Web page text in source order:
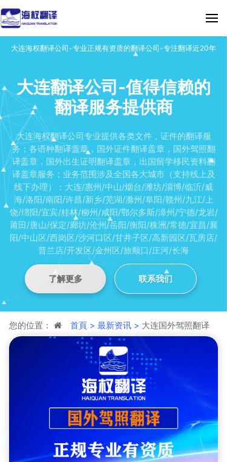
大连海权翻译公司-专业正规有资质的翻译公司-专注翻译近20年
大连翻译公司-值得信赖的
翻译服务提供商
大连海权翻译公司专业提供各类文件，证件的翻译服
务；各语种翻译盖章，国外证件翻译盖章，国外驾照翻
译盖章，国外出生证明翻译盖章，出国留学移民资料翻
译盖章服务；业务范围涉及全国各大城市（支持线上及
线下办理）：大连/惠州/中山/烟台/潍坊/淄博/临沂/威
海/洛阳/南阳/许昌/新乡/芜湖/滁州/阜阳/赣州/九江/上
饶/绵阳/宜宾/桂林/柳州/咸阳/鄂尔多斯/漳州/宁德/龙岩/
莆田/唐山/保定/廊坊/沧州/岳阳/衡阳/株洲/常德/宜昌/襄
阳/中山区/西岗区/沙河口区/甘井子区/高新园区/瓦房店/
普兰店/开发区/金州区/旅顺口/庄河/长海
了解更多 联系我们
您的位置： 首頁 > 最新资讯 > 大连国外驾照翻译